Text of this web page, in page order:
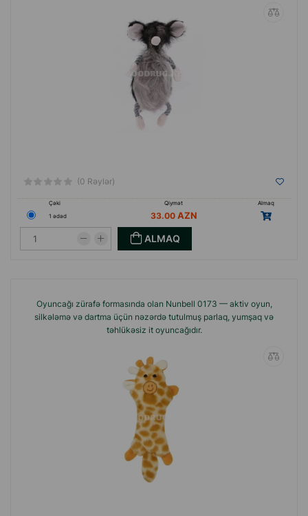
(0 Rəylər)
Çəki Qiymət
Almaq
1 ədəd
33.00
ALMAQ
Oyuncağı zürafə formasında olan Nunbell 0173 — aktiv oyun,
silkələmə və dartma üçün nəzərdə tutulmuş parlaq, yumşaq və
təhlükəsiz it oyuncağıdır.